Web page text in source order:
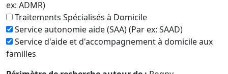
ex: ADMR)
Traitements Spécialisés à Domicile
Service autonomie aide (SAA) (Par ex: SAAD)
Service d'aide et d'accompagnement à domicile aux
familles